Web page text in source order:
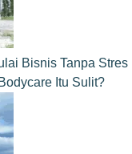
Bisnis Tanpa Stres
Itu Sulit?